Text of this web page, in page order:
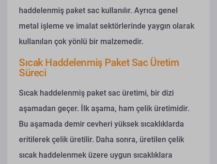
haddelenmiş paket sac kullanılır. Ayrıca genel
metal işleme ve imalat sektörlerinde yaygın olarak
kullanılan çok yönlü bir malzemedir.
Sıcak Haddelenmiş Paket Sac Üretim
Süreci
Sıcak haddelenmiş paket sac üretimi, bir dizi
aşamadan geçer. İlk aşama, ham çelik üretimidir.
Bu aşamada demir cevheri yüksek sıcaklıklarda
eritilerek çelik üretilir. Daha sonra, üretilen çelik
sıcak haddelenmek üzere uygun sıcaklıklara